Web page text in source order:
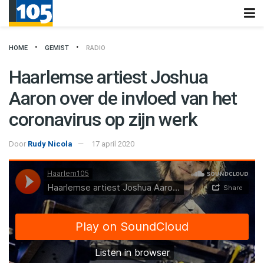
HOME GEMIST RADIO
Haarlemse artiest Joshua
Aaron over de invloed van het
coronavirus op zijn werk
Door Rudy Nicola 17 april 2020